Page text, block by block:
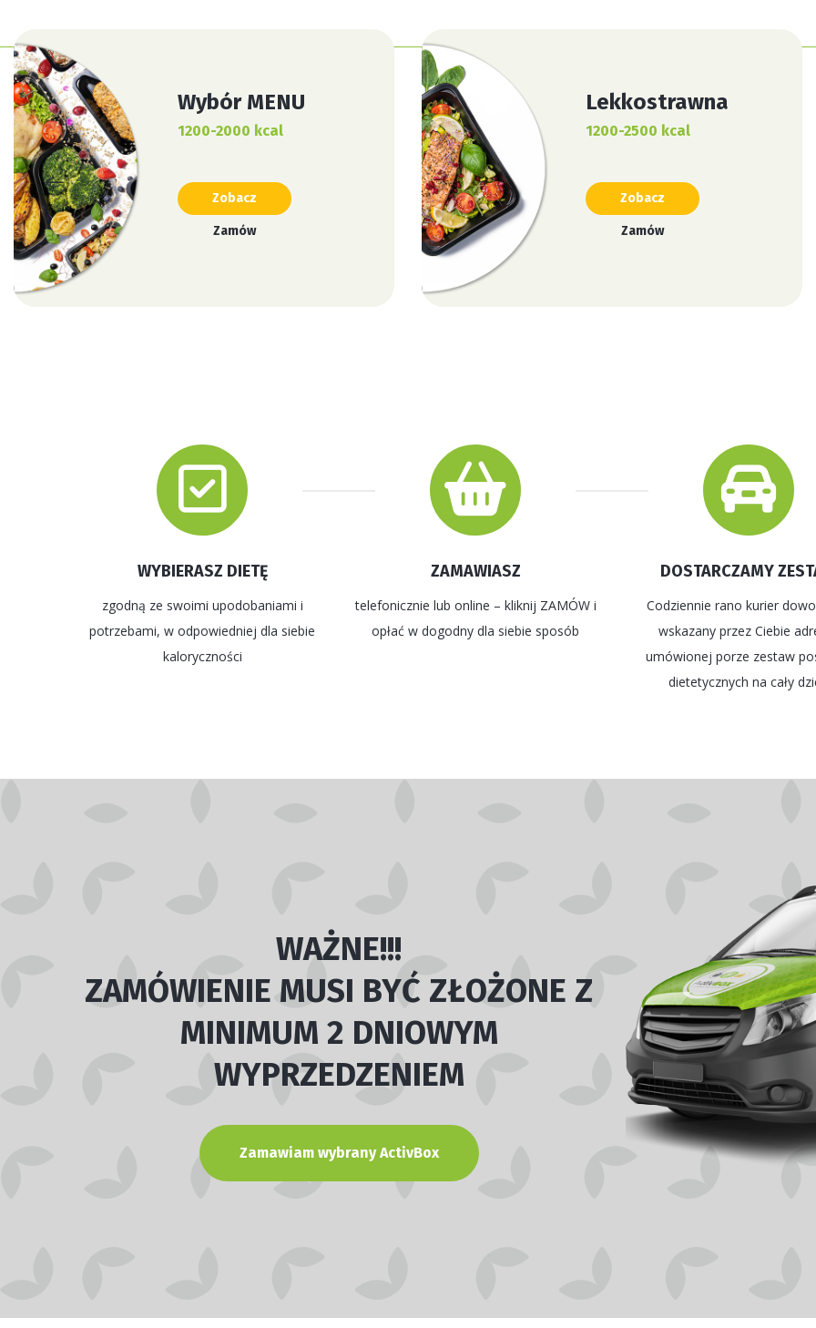
Wybór MENU
1200-2000 kcal
Zobacz
Zamów
Lekkostrawna
1200-2500 kcal
Zobacz
Zamów
WYBIERASZ DIETĘ
zgodną ze swoimi upodobaniami i
potrzebami, w odpowiedniej dla siebie
kaloryczności
ZAMAWIASZ
telefonicznie lub online – kliknij ZAMÓW i
opłać w dogodny dla siebie sposób
DOSTARCZAMY
Codziennie rano kurier
wskazany przez Ciebie
umówionej porze zestaw
dietetycznych na cały
WAŻNE!!!
ZAMÓWIENIE MUSI BYĆ ZŁOŻONE Z
MINIMUM 2 DNIOWYM
WYPRZEDZENIEM
Zamawiam wybrany ActivBox